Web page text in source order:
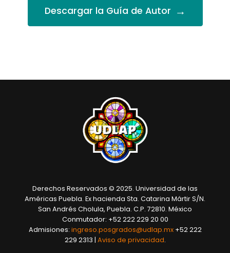
Descargar la Guía de Autor →
Derechos Reservados © 2025. Universidad de las
Américas Puebla. Ex hacienda Sta. Catarina Mártir S/N.
San Andrés Cholula, Puebla. C.P. 72810. México
Conmutador: +52 222 229 20 00
Admisiones: ingreso.posgrados@udlap.mx+52 222
229 2313 | Aviso de privacidad.